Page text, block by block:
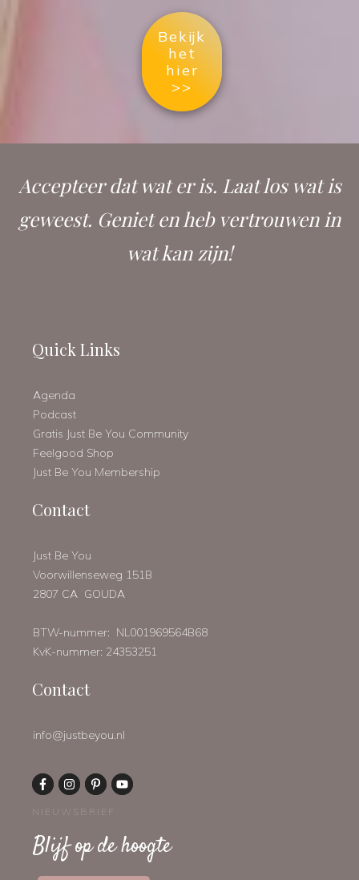
Bekijk
het
hier
>>
Accepteer dat wat er is. Laat los wat is
geweest. Geniet en heb vertrouwen in
wat kan zijn!
Quick Links
Agenda
Podcast
Gratis Just Be You Community
Feelgood Shop
Just Be You Membership
Contact
Just Be You
Voorwillenseweg 151B
2807 CA GOUDA
BTW-nummer: NL001969564B68
KvK-nummer: 24353251
Contact
info@justbeyou.nl
NIEUWSBRIEF
Blijf op de hoogte